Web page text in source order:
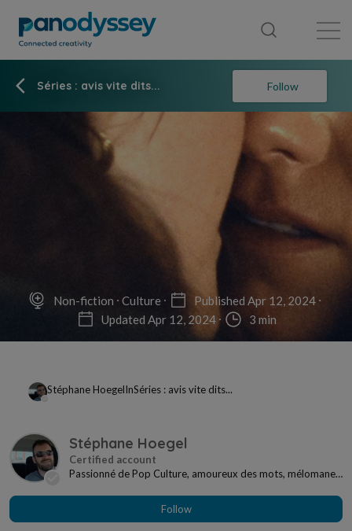
Séries : avis vite dits... Follow
Non-fiction Culture
Published Apr 12, 2024
Updated Apr 12, 2024
3 min
Stéphane HoegelInSéries : avis vite dits...
Stéphane Hoegel
Passionné de Pop Culture, amoureux des mots, mélomane
Follow